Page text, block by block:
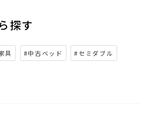
探す
具 #中古ベッド #セミダブル